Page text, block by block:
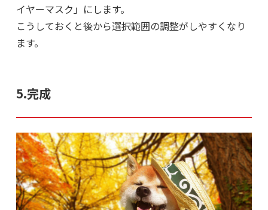
イヤーマスク」にします。
こうしておくと後から選択範囲の調整がしやすくなり
ます。
5.完成